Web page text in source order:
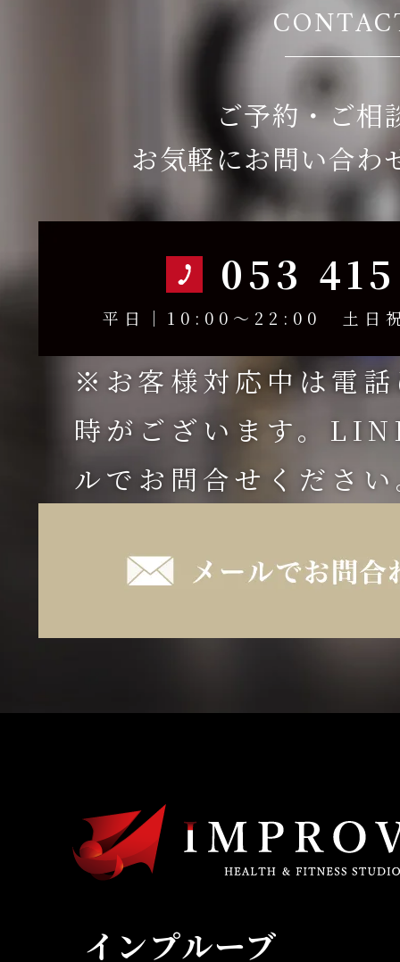
ご予約・ご相
お気軽にお問い合わ
053
平日｜10:00～22:00 土日
※お客様対応中は電
時がございます。
ルでお問合せくださ
インプルーブ